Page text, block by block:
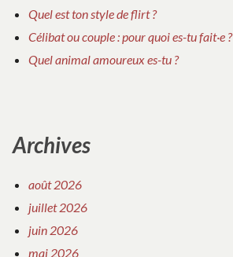
Quel est ton style de flirt ?
Célibat ou couple : pour quoi es-tu fait·e ?
Quel animal amoureux es-tu ?
Archives
août 2026
juillet 2026
juin 2026
mai 2026